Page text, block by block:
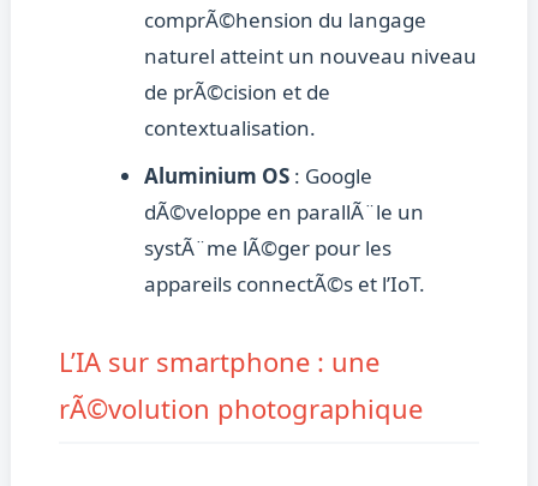
comprÃ©hension du langage
naturel atteint un nouveau niveau
de prÃ©cision et de
contextualisation.
Aluminium OS: Google
dÃ©veloppe en parallÃ¨le un
systÃ¨me lÃ©ger pour les
appareils connectÃ©s et l’IoT.
L’IA sur smartphone : une
rÃ©volution photographique